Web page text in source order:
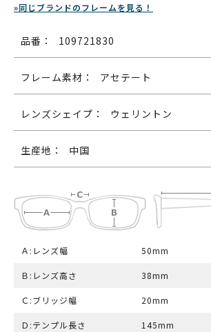
»同じブランドのフレームを見る！
品番： 109721830
フレーム素材： アセテート
レンズシェイプ： ウェリントン
生産地： 中国
Ａ:レンズ幅 50mm
Ｂ:レンズ高さ 38mm
Ｃ:ブリッジ幅 20mm
Ｄ:テンプル長さ 145mm